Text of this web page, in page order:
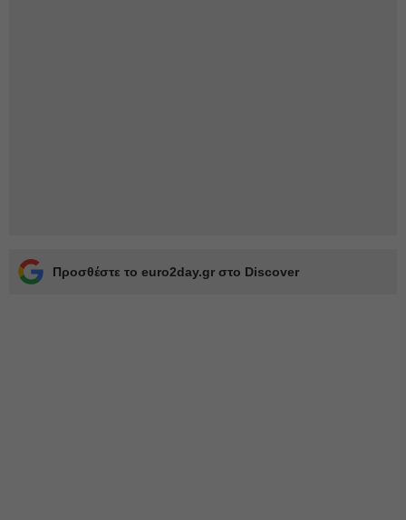
Προσθέστε το euro2day.gr στο Discover